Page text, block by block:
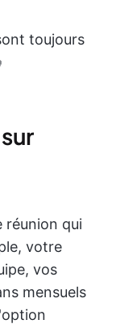
toujours
réunion qui
votre
vos
mensuels